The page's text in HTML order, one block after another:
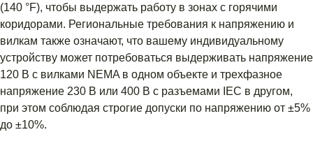
(140 °F), чтобы выдержать работу в зонах с горячими
коридорами. Региональные требования к напряжению и
вилкам также означают, что вашему индивидуальному
устройству может потребоваться выдерживать напряжение
120 В с вилками NEMA в одном объекте и трехфазное
напряжение 230 В или 400 В с разъемами IEC в другом,
при этом соблюдая строгие допуски по напряжению от ±5%
до ±10%.